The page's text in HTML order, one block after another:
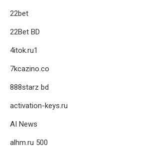
22bet
22Bet BD
4itok.ru1
7kcazino.co
888starz bd
activation-keys.ru
AI News
alhm.ru 500